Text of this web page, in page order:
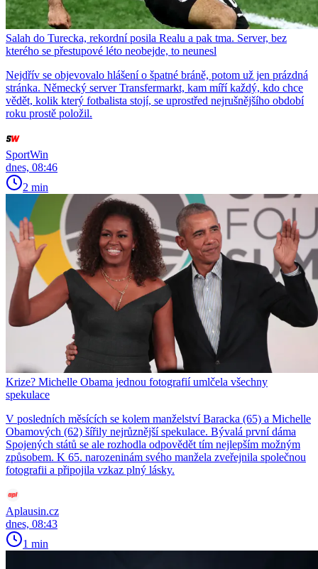
Salah do Turecka, rekordní posila Realu a pak tma. Server, bez
kterého se přestupové léto neobejde, to neunesl
Nejdřív se objevovalo hlášení o špatné bráně, potom už jen prázdná
stránka. Německý server Transfermarkt, kam míří každý, kdo chce
vědět, kolik který fotbalista stojí, se uprostřed nejrušnějšího období
roku prostě položil.
SportWin
dnes, 08:46
2 min
Krize? Michelle Obama jednou fotografií umlčela všechny
spekulace
V posledních měsících se kolem manželství Baracka (65) a Michelle
Obamových (62) šířily nejrůznější spekulace. Bývalá první dáma
Spojených států se ale rozhodla odpovědět tím nejlepším možným
způsobem. K 65. narozeninám svého manžela zveřejnila společnou
fotografii a připojila vzkaz plný lásky.
Aplausin.cz
dnes, 08:43
1 min